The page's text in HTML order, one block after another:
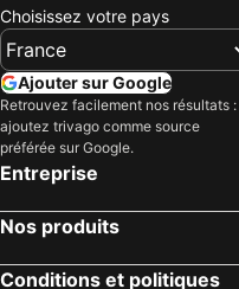
Choisissez votre pays
Ajouter sur Google
Retrouvez facilement nos résultats :
ajoutez trivago comme source
préférée sur Google.
Entreprise
Nos produits
Conditions et politiques